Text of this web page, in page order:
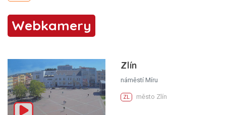
Webkamery
Zlín
náměstí Míru
ZL město Zlín